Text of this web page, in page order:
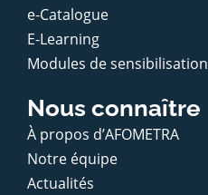
e-Catalogue
E-Learning
Modules de sensibilisation
Nous connaître
À propos d’AFOMETRA
Notre équipe
Actualités